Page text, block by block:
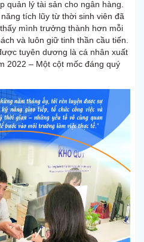
quản lý tài sản cho ngân hàng.
tích lũy từ thời sinh viên đã
mình trưởng thành hơn mỗi
và luôn giữ tinh thần cầu tiến.
tuyên dương là cá nhân xuất
2022 – Một cột mốc đáng quý